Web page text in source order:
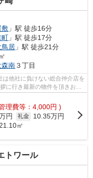
敷 」駅 徒歩16分
町 」駅 徒歩17分
鳥居 」駅 徒歩21分
森南３丁目
は他社に負けない総合仲介店を
に行き最新の物件を頂きお客
理費等：4,000円 )
円 礼金
10.35万円
㎡
トワール